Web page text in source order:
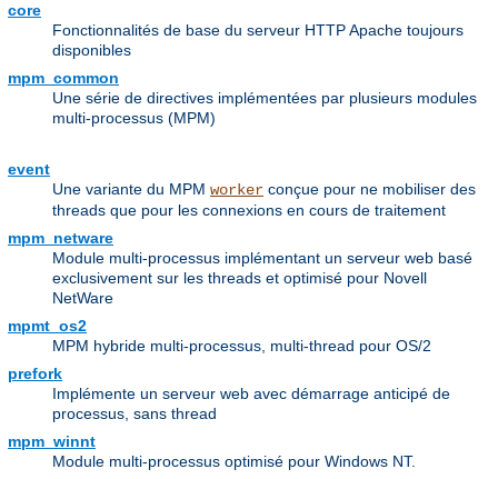
core
Fonctionnalités de base du serveur HTTP Apache toujours
disponibles
mpm_common
Une série de directives implémentées par plusieurs modules
multi-processus (MPM)
event
Une variante du MPM worker conçue pour ne mobiliser des
threads que pour les connexions en cours de traitement
mpm_netware
Module multi-processus implémentant un serveur web basé
exclusivement sur les threads et optimisé pour Novell
NetWare
mpmt_os2
MPM hybride multi-processus, multi-thread pour OS/2
prefork
Implémente un serveur web avec démarrage anticipé de
processus, sans thread
mpm_winnt
Module multi-processus optimisé pour Windows NT.